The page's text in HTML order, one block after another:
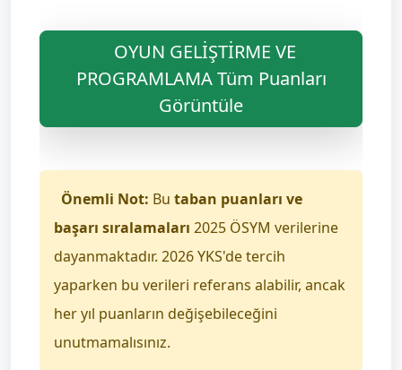
OYUN GELİŞTİRME VE
PROGRAMLAMA Tüm Puanları
Görüntüle
Önemli Not: Bu taban puanları ve
başarı sıralamaları 2025 ÖSYM verilerine
dayanmaktadır. 2026 YKS'de tercih
yaparken bu verileri referans alabilir, ancak
her yıl puanların değişebileceğini
unutmamalısınız.